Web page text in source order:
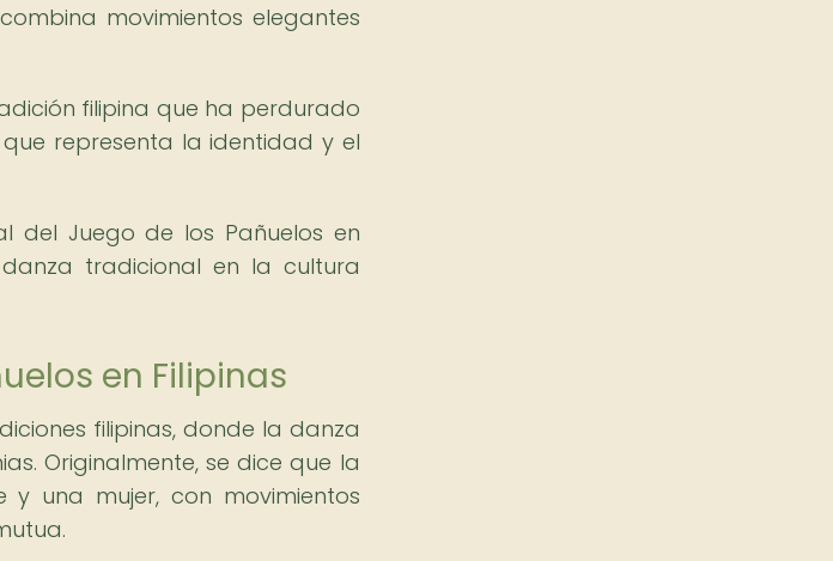
movimientos elegantes
filipina que ha perdurado
representa la identidad y el
del Juego de los Pañuelos en
tradicional en la cultura
en Filipinas
filipinas, donde la danza
Originalmente, se dice que la
una mujer, con movimientos